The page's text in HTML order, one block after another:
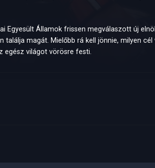
Egyesült Államok frissen megválaszott új
magát. Mielőbb rá kell jönnie, milyen cél
egész világot vörösre festi.